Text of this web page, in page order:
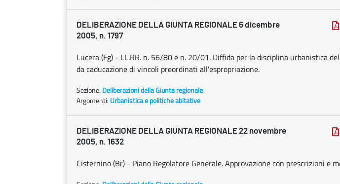
DELIBERAZIONE DELLA GIUNTA REGIONALE 6 dicembre
2005, n. 1797
Lucera (Fg) - LL.RR. n. 56/80 e n. 20/01. Diffida per la disciplina urbanistica
da caducazione di vincoli preordinati all'espropriazione.
Sezione: Deliberazioni della Giunta regionale
Argomenti: Urbanistica e politiche abitative
DELIBERAZIONE DELLA GIUNTA REGIONALE 22 novembre
2005, n. 1632
Cisternino (Br) - Piano Regolatore Generale. Approvazione con prescrizioni e